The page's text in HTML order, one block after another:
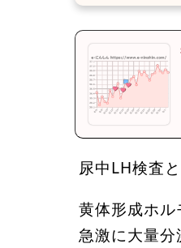
尿中LH検査
黄体形成ホ
急激に大量